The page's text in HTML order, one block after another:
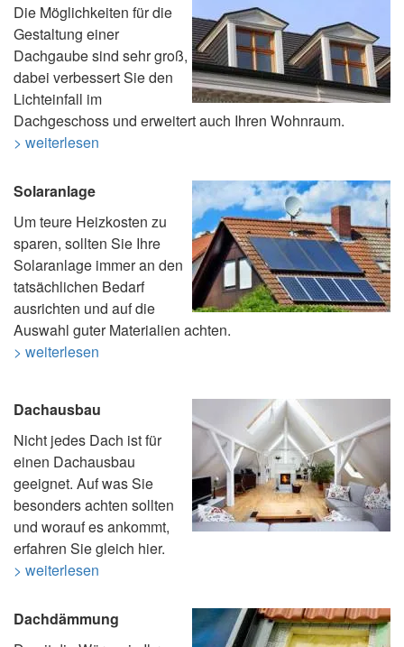
Die Möglichkeiten für die
Gestaltung einer
Dachgaube sind sehr groß,
dabei verbessert Sie den
Lichteinfall im
Dachgeschoss und erweitert auch Ihren Wohnraum.
> weiterlesen
Solaranlage
Um teure Heizkosten zu
sparen, sollten Sie Ihre
Solaranlage immer an den
tatsächlichen Bedarf
ausrichten und auf die
Auswahl guter Materialien achten.
> weiterlesen
Dachausbau
Nicht jedes Dach ist für
einen Dachausbau
geeignet. Auf was Sie
besonders achten sollten
und worauf es ankommt,
erfahren Sie gleich hier.
> weiterlesen
Dachdämmung